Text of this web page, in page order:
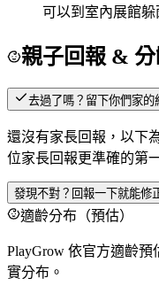
可以到室內展館躲
親子回報 &
去過了嗎？留下你們家的
還沒有家長回報，以下
位家長回報更準確的第
發現不對？回報一下就能修
適齡分布（預估）
PlayGrow 依官方適齡
實分布。